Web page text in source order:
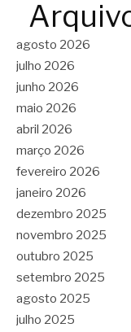
agosto 2026
julho 2026
junho 2026
maio 2026
abril 2026
março 2026
fevereiro 2026
janeiro 2026
dezembro 2025
novembro 2025
outubro 2025
setembro 2025
agosto 2025
julho 2025